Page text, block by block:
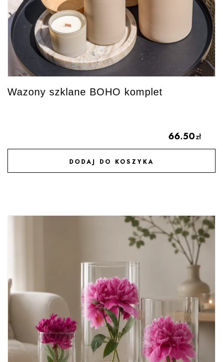
Wazony szklane BOHO komplet
66.50zł
DODAJ DO KOSZYKA
DODAJ DO ULUBIONYCH